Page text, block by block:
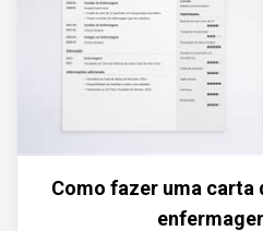
Como fazer uma carta